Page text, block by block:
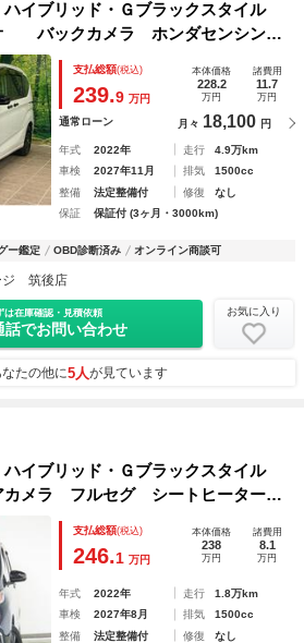
イブリッド・Ｇブラックスタイル
バックカメラ ホンダセンシン
ズ 両側電動ドア ＬＥＤヘッド シ
ー Ｂｌｕｅｔｏｏｔｈ 誤発進抑
ド
支払総額(税込)
239.9 万円
本体価格
228.2
万円
諸費用
11.7
万円
通常ローン 月々 18,100 円
年式 2022年 走行
4.9万km
車検
2027年11月 排気
1500cc
整備
法定整備付 修復
なし
保証
保証付 (3ヶ月・3000km)
ー鑑定 OBD診断済み オンライン商談可
ジ 筑後店
は在庫確認・見積依頼
話でお問い合わせ
お気に入り
たの他に5人が見ています
イブリッド・Ｇブラックスタイル
カメラ フルセグ シートヒーター
ＶＳＡ 左右パワースライドドア
ンシート 夏冬タイヤ ＤＶＤ再生
列シート
支払総額(税込)
246.1 万円
本体価格
238
万円
諸費用
8.1
万円
年式 2022年 走行
1.8万km
車検
2027年8月 排気
1500cc
整備
法定整備付 修復
なし